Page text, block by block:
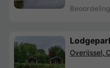
Beoordeling
Overijssel,